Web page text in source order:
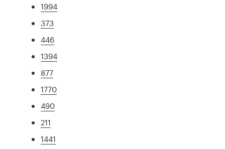
1994
373
446
1394
877
1770
490
211
1441